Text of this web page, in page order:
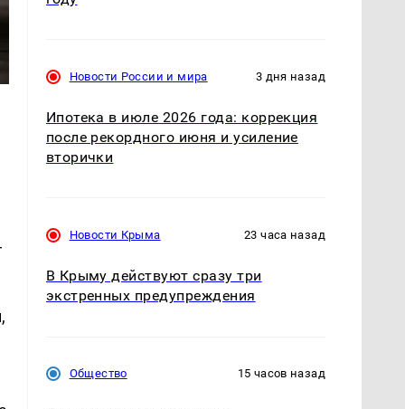
Новости России и мира 3 дня назад
Ипотека в июле 2026 года: коррекция
после рекордного июня и усиление
вторички
Новости Крыма 23 часа назад
В Крыму действуют сразу три
экстренных предупреждения
Общество 15 часов назад